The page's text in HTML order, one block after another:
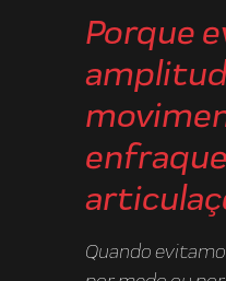
Porque
Quando